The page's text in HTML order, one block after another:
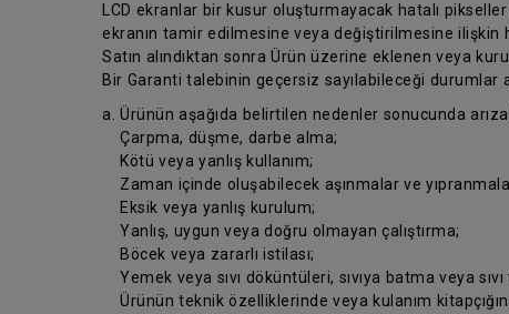
LCD ekranlar bir kusur oluşturmayacak hatalı
ekranın tamir edilmesine veya değiştirilmesine ilişkin
Satın alındıktan sonra Ürün üzerine eklenen veya
Bir Garanti talebinin geçersiz sayılabileceği durumlar
a. Ürünün aşağıda belirtilen nedenler sonucunda
Çarpma, düşme, darbe alma;
Kötü veya yanlış kullanım;
Zaman içinde oluşabilecek aşınmalar ve
Eksik veya yanlış kurulum;
Yanlış, uygun veya doğru olmayan çalıştırma;
Böcek veya zararlı istilası;
Yemek veya sıvı döküntüleri, sıvıya batma veya sıvı
Ürünün teknik özelliklerinde veya kulanım